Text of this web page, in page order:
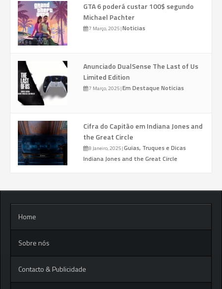
GTA 6 poderá custar 100$ segundo
Michael Pachter
7 Março, 2025|Noticias
Anunciado DualSense The Last of Us
Limited Edition
7 Março, 2025|Em Destaque Noticias
Cifra do Capitão em Indiana Jones and
the Great Circle
8 Janeiro, 2025|Guias, Truques e Dicas
Indiana Jones and the Great Circle
Home
Sobre nós
Contacto & Publicidade